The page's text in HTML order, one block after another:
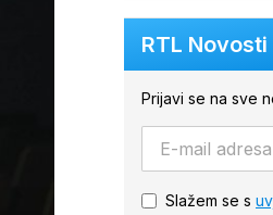
RTL Novosti
Prijavi se na sve
Slažem se s